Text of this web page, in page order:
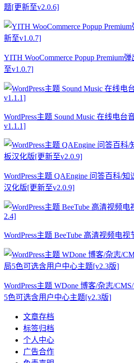
题[更新至v2.0.6]
YITH WooCommerce Popup Premium
至v1.0.7]
WordPress主题 Sound Music 在线电台
v1.1.1]
WordPress主题 QAEngine 问答百科/
汉化版[更新至v2.0.9]
WordPress主题 BeeTube 高清视频电
WordPress主题 WDone 博客/杂志/
5色可选含用户中心主题[v2.3版]
文章存档
标签归档
个人中心
广告合作